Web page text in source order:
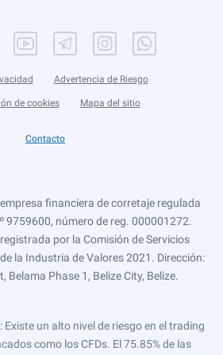
Advertencia de Riesgo
de cookies Mapa del sitio
Contacto
financiera de corretaje regulada
9759600, número de reg. 000001272.
por la Comisión de Servicios
la Industria de Valores 2021. Dirección:
Belama Phase 1, Belize City, Belize.
: Existe un alto nivel de riesgo en el trading
como los CFDs. El 75.85% de las